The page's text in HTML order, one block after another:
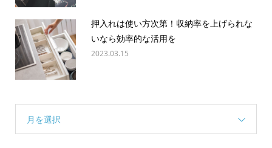
押入れは使い方次第！収納率を上げられな
いなら効率的な活用を
2023.03.15
月を選択